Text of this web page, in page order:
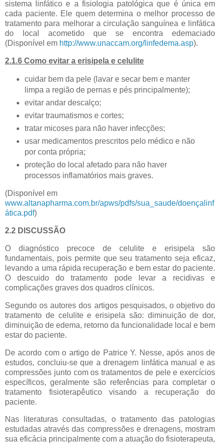
sistema linfático e a fisiologia patológica que é única em
cada paciente. Ele quem determina o melhor processo de
tratamento para melhorar a circulação sanguínea e linfática
do local acometido que se encontra edemaciado
(Disponível em http://www.unaccam.org/linfedema.asp).
2.1.6 Como evitar a erisipela e celulite
cuidar bem da pele (lavar e secar bem e manter
limpa a região de pernas e pés principalmente);
evitar andar descalço;
evitar traumatismos e cortes;
tratar micoses para não haver infecções;
usar medicamentos prescritos pelo médico e não
por conta própria;
proteção do local afetado para não haver
processos inflamatórios mais graves.
(Disponível em
www.altanapharma.com.br/apws/pdfs/sua_saude/doençalinf
ática.pdf)
2.2 DISCUSSÃO
O diagnóstico precoce de celulite e erisipela são
fundamentais, pois permite que seu tratamento seja eficaz,
levando a uma rápida recuperação e bem estar do paciente.
O descuido do tratamento pode levar a recidivas e
complicações graves dos quadros clínicos.
Segundo os autores dos artigos pesquisados, o objetivo do
tratamento de celulite e erisipela são: diminuição de dor,
diminuição de edema, retorno da funcionalidade local e bem
estar do paciente.
De acordo com o artigo de Patrice Y. Nesse, após anos de
estudos, concluiu-se que a drenagem linfática manual e as
compressões junto com os tratamentos de pele e exercícios
específicos, geralmente são referências para completar o
tratamento fisioterapêutico visando a recuperação do
paciente.
Nas literaturas consultadas, o tratamento das patologias
estudadas através das compressões e drenagens, mostram
sua eficácia principalmente com a atuação do fisioterapeuta,